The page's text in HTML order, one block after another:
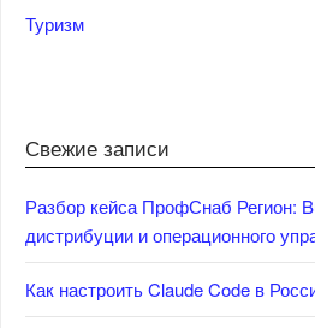
Туризм
Свежие записи
Разбор кейса ПрофСнаб Регион:
дистрибуции и операционного
Как настроить Claude Code в